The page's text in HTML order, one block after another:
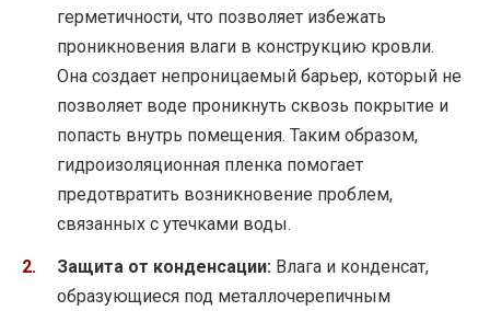
герметичности, что позволяет избежать
проникновения влаги в конструкцию кровли.
Она создает непроницаемый барьер, который не
позволяет воде проникнуть сквозь покрытие и
попасть внутрь помещения. Таким образом,
гидроизоляционная пленка помогает
предотвратить возникновение проблем,
связанных с утечками воды.
Защита от конденсации: Влага и конденсат,
образующиеся под металлочерепичным